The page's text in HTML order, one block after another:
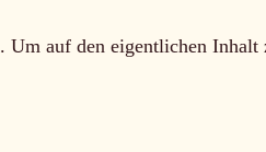
. Um auf den eigentlichen Inhalt